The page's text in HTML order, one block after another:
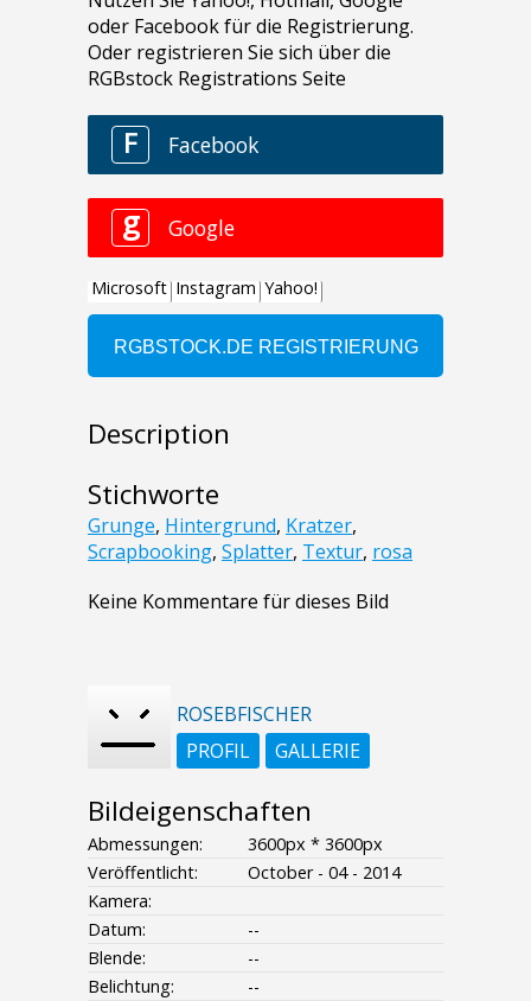
Description
Stichworte
Grunge, Hintergrund, Kratzer,
Scrapbooking, Splatter, Textur, rosa
Keine Kommentare für dieses Bild
ROSEBFISCHER
PROFIL
GALLERIE
Bildeigenschaften
Abmessungen:
3600px * 3600px
Veröffentlicht:
October - 04 - 2014
Kamera:
Datum:
--
Blende:
--
Belichtung:
--